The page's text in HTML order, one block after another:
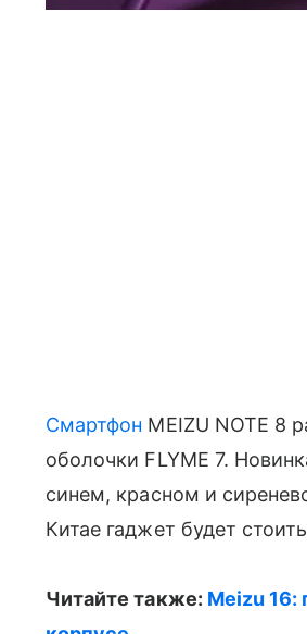
Смартфон MEIZU NOTE 8
оболочки FLYME 7.
синем, красном и
Китае гаджет будет
Читайте также: Meizu 16: